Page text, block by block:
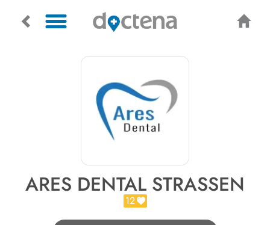
ARES DENTAL STRASSEN
12